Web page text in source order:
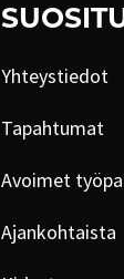
Yhteystiedot
Tapahtumat
Avoimet
Ajankohtaista